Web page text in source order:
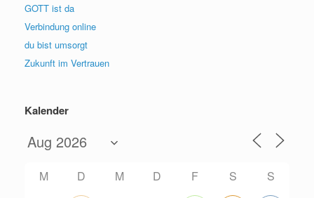
GOTT ist da
Verbindung online
du bist umsorgt
Zukunft im Vertrauen
Kalender
M D M D F S
S